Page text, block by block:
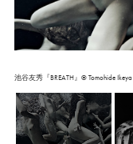
池谷友秀『BREATH』© Tomohide Ikeya